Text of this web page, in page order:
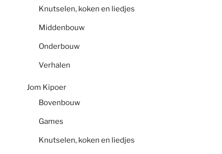
Knutselen, koken en liedjes
Middenbouw
Onderbouw
Verhalen
Jom Kipoer
Bovenbouw
Games
Knutselen, koken en liedjes